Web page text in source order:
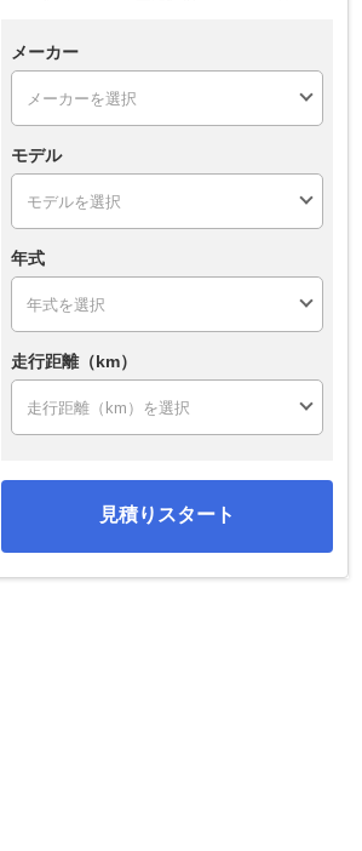
メーカー
モデル
年式
走行距離（km）
見積りスタート